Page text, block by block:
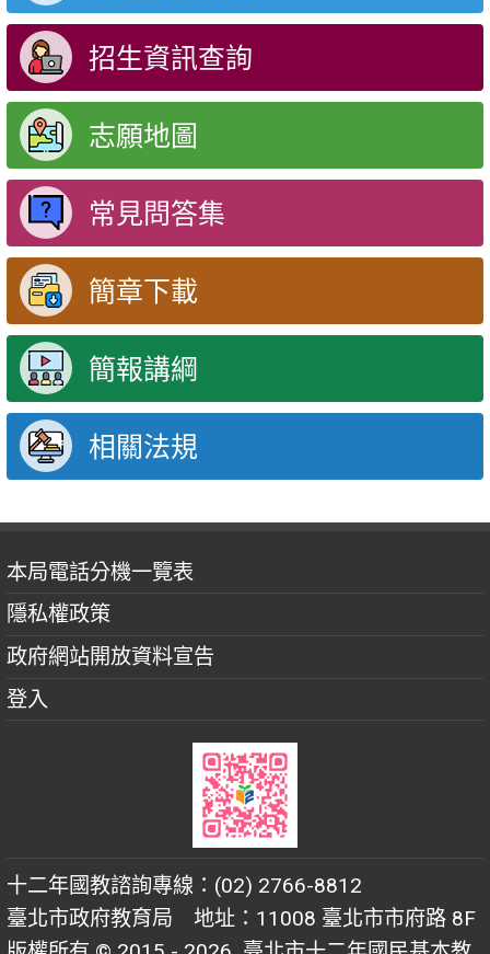
招生資訊查詢
志願地圖
常見問答集
簡章下載
簡報講綱
相關法規
本局電話分機一覽表
隱私權政策
政府網站開放資料宣告
登入
十二年國教諮詢專線：(02) 2766-8812
臺北市政府教育局 地址：11008 臺北市市府路 8F